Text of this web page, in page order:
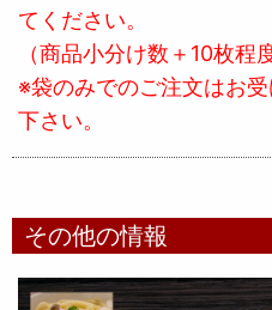
てください。
（商品小分け数＋10枚程
※袋のみでのご注文はお
下さい。
その他の情報